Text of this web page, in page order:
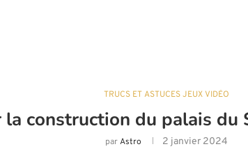
TRUCS ET ASTUCES JEUX VIDÉO
construction du palais du
parAstro 2 janvier 2024